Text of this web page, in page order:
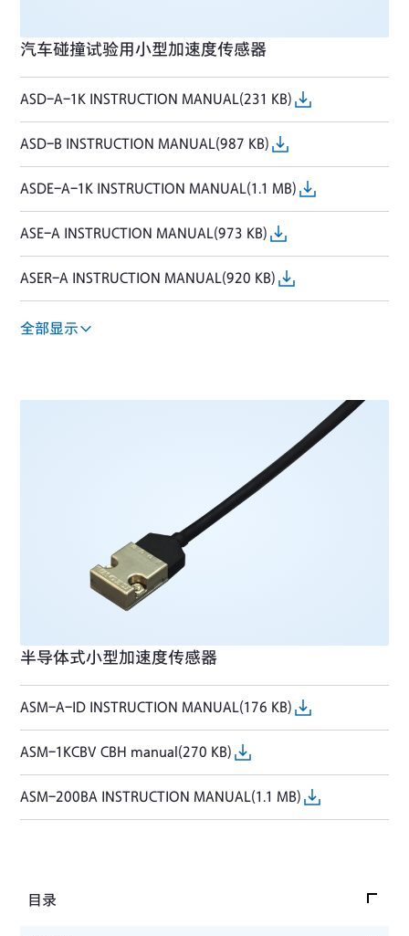
汽车碰撞试验用小型加速度传感器
ASD-A-1K INSTRUCTION MANUAL(231 KB)
ASD-B INSTRUCTION MANUAL(987 KB)
ASDE-A-1K INSTRUCTION MANUAL(1.1 MB)
ASE-A INSTRUCTION MANUAL(973 KB)
ASER-A INSTRUCTION MANUAL(920 KB)
ASDH-A INSTRUCTION MANUAL(896 KB)
全部显示
半导体式小型加速度传感器
ASM-A-ID INSTRUCTION MANUAL(176 KB)
ASM-1KCBV CBH manual(270 KB)
ASM-200BA INSTRUCTION MANUAL(1.1 MB)
目录